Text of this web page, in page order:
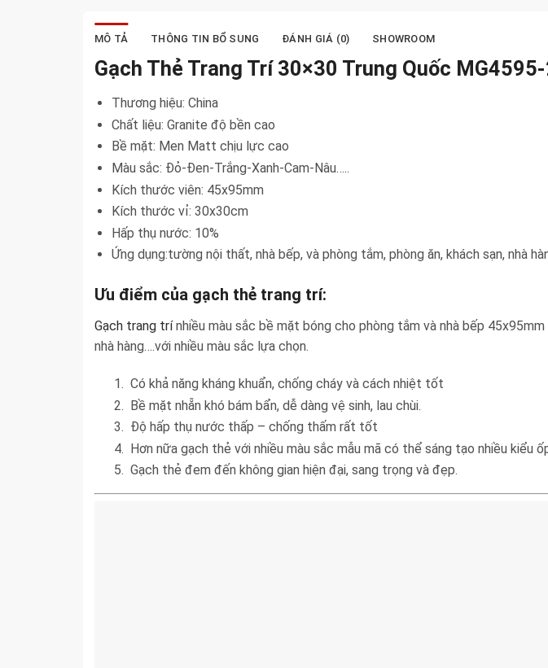
MÔ TẢ THÔNG TIN BỔ SUNG ĐÁNH GIÁ (0) SHOWROOM
Gạch Thẻ Trang Trí 30×30 Trung Quốc
Thương hiệu: China
Chất liệu: Granite độ bền cao
Bề mặt: Men Matt chịu lực cao
Màu sắc: Đỏ-Đen-Trắng-Xanh-Cam-Nâu…..
Kích thước viên: 45x95mm
Kích thước vỉ: 30x30cm
Hấp thụ nước: 10%
Ứng dụng:tường nội thất, nhà bếp, và phòng tắm, phòng ăn, khách sạn, nhà
Ưu điểm của gạch thẻ trang trí:
Gạch trang trínhiều màu sắc bề mặt bóng cho phòng tắm và nhà bếp
nhà hàng….với nhiều màu sắc lựa chọn.
Có khả năng kháng khuẩn, chống cháy và cách nhiệt tốt
Bề mặt nhẵn khó bám bẩn, dễ dàng vệ sinh, lau chùi.
Độ hấp thụ nước thấp – chống thấm rất tốt
Hơn nữa gạch thẻ với nhiều màu sắc mẫu mã có thể sáng tạo nhiều kiểu
Gạch thẻ đem đến không gian hiện đại, sang trọng và đẹp.